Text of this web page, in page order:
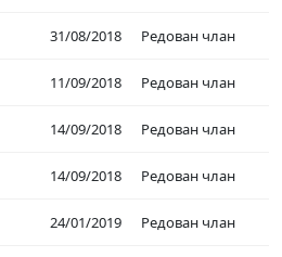
31/08/2018 Редован члан
11/09/2018 Редован члан
14/09/2018 Редован члан
14/09/2018 Редован члан
24/01/2019 Редован члан